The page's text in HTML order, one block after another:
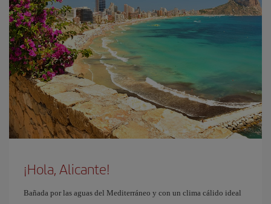
¡Hola, Alicante!
Bañada por las aguas del Mediterráneo y con un clima cálido ideal